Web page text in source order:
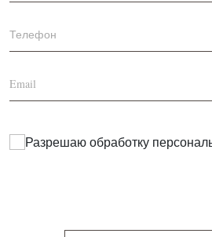
Разрешаю обработку